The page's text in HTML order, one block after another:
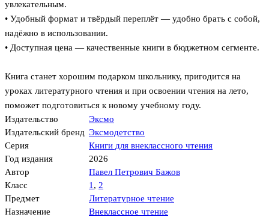
увлекательным.
• Удобный формат и твёрдый переплёт — удобно брать с собой,
надёжно в использовании.
• Доступная цена — качественные книги в бюджетном сегменте.
Книга станет хорошим подарком школьнику, пригодится на
уроках литературного чтения и при освоении чтения на лето,
поможет подготовиться к новому учебному году.
Издательство
Эксмо
Издательский бренд Эксмодетство
Серия
Книги для внеклассного чтения
Год издания
2026
Автор
Павел Петрович Бажов
Класс
1, 2
Предмет
Литературное чтение
Назначение
Внеклассное чтение